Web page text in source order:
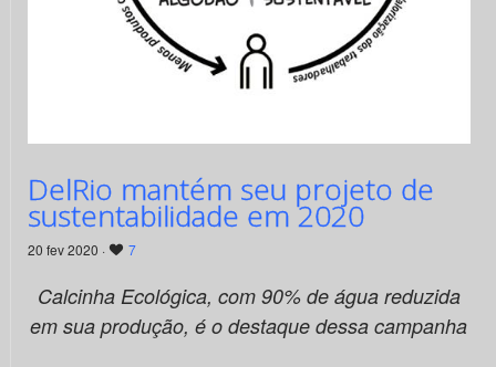
DelRio mantém seu projeto de
sustentabilidade em 2020
20 fev 2020 · 7
Calcinha Ecológica, com 90% de água reduzida
em sua produção, é o destaque dessa campanha